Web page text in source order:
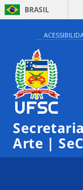
BRASIL
Arte |
0:00
1:00